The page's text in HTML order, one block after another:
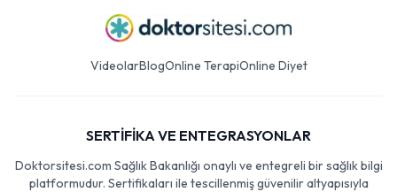
VideolarBlogOnline TerapiOnline Diyet
SERTİFİKA VE ENTEGRASYONLAR
Doktorsitesi.com Sağlık Bakanlığı onaylı ve entegreli bir sağlık bilgi
platformudur. Sertifikaları ile tescillenmiş güvenilir altyapısıyla